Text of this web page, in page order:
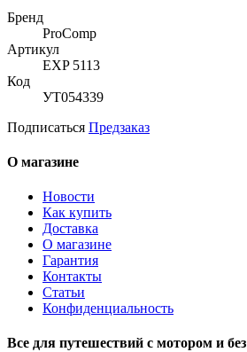
Бренд
ProComp
Артикул
EXP 5113
Код
УТ054339
Подписаться Предзаказ
О магазине
Новости
Как купить
Доставка
О магазине
Гарантия
Контакты
Статьи
Конфиденциальность
Все для путешествий с мотором и без